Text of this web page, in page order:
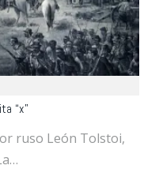
“x”
ruso León Tolstoi,